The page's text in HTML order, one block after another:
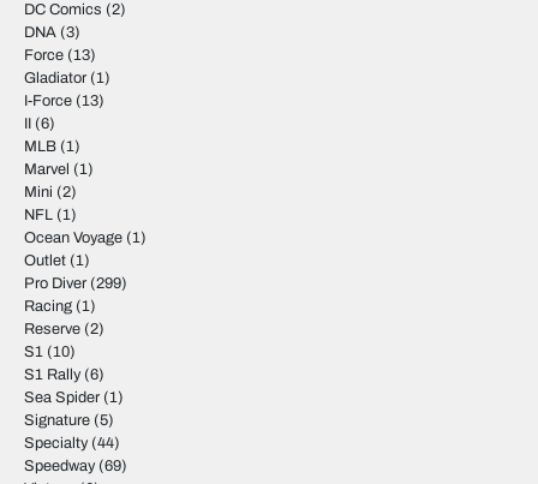
DC Comics (2)
DNA (3)
Force (13)
Gladiator (1)
I-Force (13)
II (6)
MLB (1)
Marvel (1)
Mini (2)
NFL (1)
Ocean Voyage (1)
Outlet (1)
Pro Diver (299)
Racing (1)
Reserve (2)
S1 (10)
S1 Rally(6)
Sea Spider (1)
Signature (5)
Specialty(44)
Speedway(69)